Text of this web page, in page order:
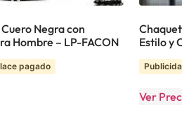
Negra con
Hombre – LP-FACON
pagado
Estilo y
Ver